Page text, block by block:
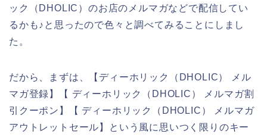
ック（DHOLIC）のお店のメルマガなどで配信してい
るかも♪と思ったので色々と調べてみることにしまし
た。
だから、まずは、【ディーホリック（DHOLIC） メル
マガ登録】【 ディーホリック（DHOLIC） メルマガ割
引クーポン】【 ディーホリック（DHOLIC） メルマガ
アウトレットセール】という風に思いつく限りのキー